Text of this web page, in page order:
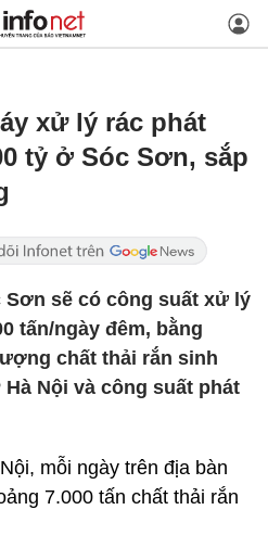
xử lý rác phát
tỷ ở Sóc Sơn, sắp
Sơn sẽ có công suất xử lý
tấn/ngày đêm, bằng
chất thải rắn sinh
Nội và công suất phát
mỗi ngày trên địa bàn
7.000 tấn chất thải rắn